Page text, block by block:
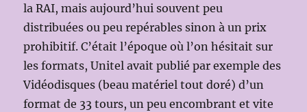
la RAI, mais aujourd’hui souvent peu
distribuées ou peu repérables sinon à un prix
prohibitif. C’était l’époque où l’on hésitait sur
les formats, Unitel avait publié par exemple des
Vidéodisques (beau matériel tout doré) d’un
format de 33 tours, un peu encombrant et vite